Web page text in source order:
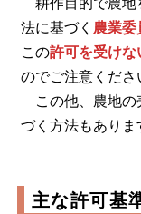
法に基づく 農業
この許可を受けな
のでご注意くださ
この他、農地の
づく方法もありま
主な許可基